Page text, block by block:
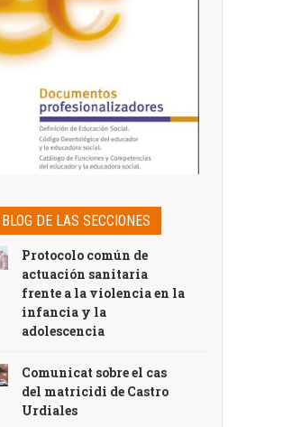
DE LAS SECCIONES
Protocolo común de
actuación sanitaria
frente a la violencia en la
infancia y la
adolescencia
Comunicat sobre el cas
del matricidi de Castro
Urdiales